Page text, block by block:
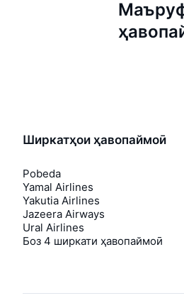
Ширкатҳои ҳавопаймоӣ
Pobeda
Yamal Airlines
Yakutia Airlines
Jazeera Airways
Ural Airlines
Боз 4 ширкати ҳавопаймоӣ